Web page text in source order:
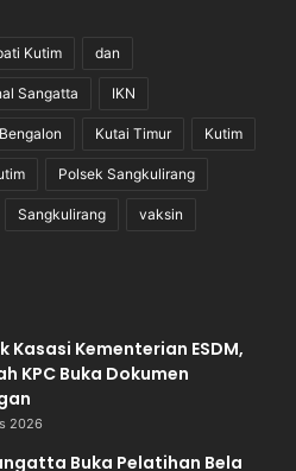
Kutim dan
Sangatta IKN
Kutai Timur Kutim
Polsek Sangkulirang
Sangkulirang vaksin
Kasasi Kementerian ESDM,
KPC Buka Dokumen
2026
Buka Pelatihan Bela